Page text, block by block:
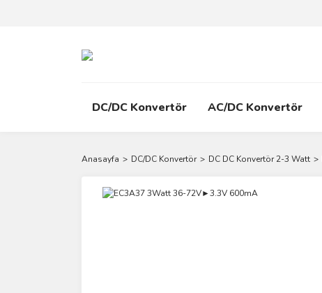
DC/DC Konvertör AC/DC Konvertör
Anasayfa DC/DC Konvertör DC DC Konvertör 2-3 Watt